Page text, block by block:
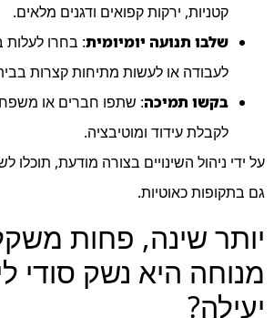
קטניות, ירקות קפואים ודגנים מלאים.
שלבו תנועה יומיומית: בחרו
לעבודה או לעשות מתיחות קצרות
בקשו תמיכה: שתפו חברים או
לקבלת עידוד ומוטיבציה.
על ידי ניהול השינויים בצורה מודעת, תוכלו
גם בתקופות כאוטיות.
יותר שינה, פחות
מנוחה היא נשק סודי
יעילה?